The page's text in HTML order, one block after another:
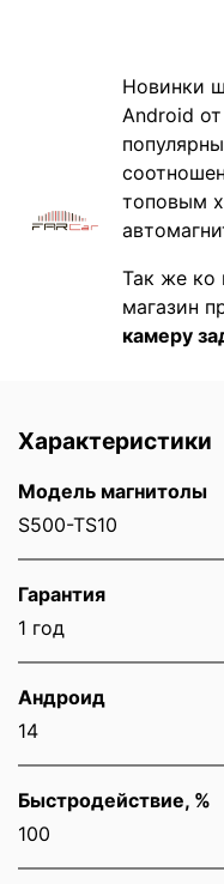
Новинки
Android
топовым
Так же ко
магазин
камеру
Характеристики
Модель магнитолы
S500-TS10
Гарантия
1 год
Андроид
14
Быстродействие, %
100